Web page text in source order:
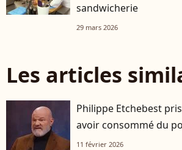
sandwicherie
29 mars 2026
Les articles
Philippe Etchebest
avoir consommé du
11 février 2026